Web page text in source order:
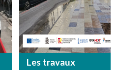
Les travaux